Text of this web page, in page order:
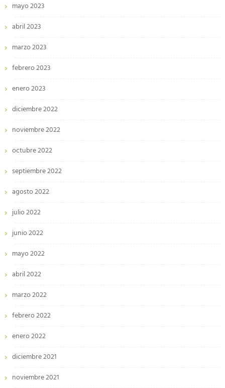
mayo 2023
abril 2023
marzo 2023
febrero 2023
enero 2023
diciembre 2022
noviembre 2022
octubre 2022
septiembre 2022
agosto 2022
julio 2022
junio 2022
mayo 2022
abril 2022
marzo 2022
febrero 2022
enero 2022
diciembre 2021
noviembre 2021